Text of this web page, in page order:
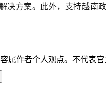
决方案。此外，支持越南
属作者个人观点。不代表